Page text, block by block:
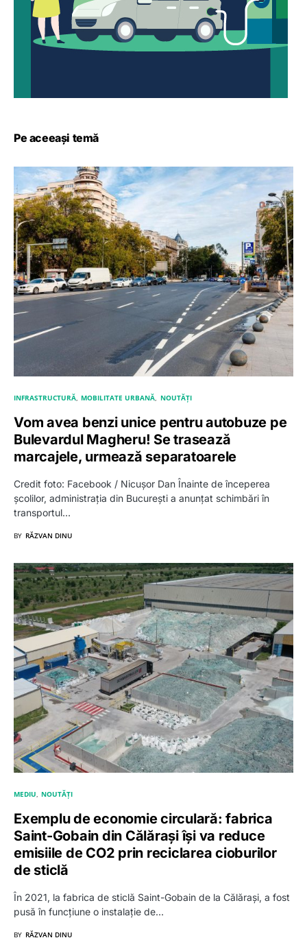
Pe aceeași temă
INFRASTRUCTURĂ MOBILITATE URBANĂ NOUTĂȚI
Vom avea benzi unice pentru autobuze pe
Bulevardul Magheru! Se trasează
marcajele, urmează separatoarele
Credit foto: Facebook / Nicușor Dan Înainte de începerea
școlilor, administrația din București a anunțat schimbări în
transportul…
BY RĂZVAN DINU
MEDIU NOUTĂȚI
Exemplu de economie circulară: fabrica
Saint-Gobain din Călărași își va reduce
emisiile de CO2 prin reciclarea cioburilor
de sticlă
În 2021, la fabrica de sticlă Saint-Gobain de la Călărași, a fost
pusă în funcțiune o instalație de…
BY RĂZVAN DINU